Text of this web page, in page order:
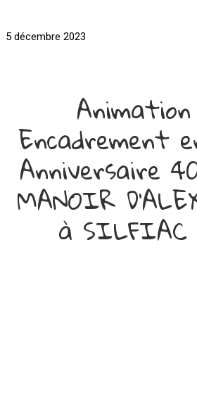
5 décembre 2023
Encadrement
Anniversaire
MANOIR
à SILFIAC